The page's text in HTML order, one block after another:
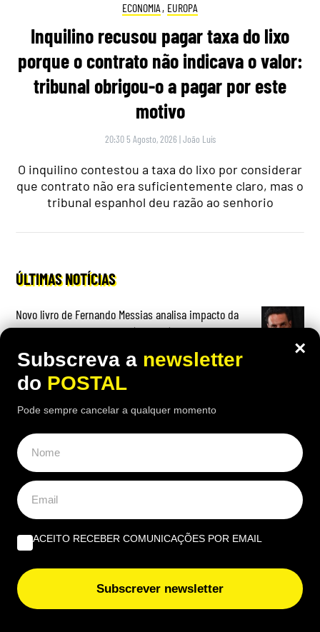
ECONOMIA , EUROPA
Inquilino recusou pagar taxa do lixo
porque o contrato não indicava o valor:
tribunal obrigou-o a pagar por este
motivo
20:30 5 Agosto, 2026 |João Luís
O inquilino contestou a taxa do lixo por considerar
que contrato não era suficientemente claro, mas o
tribunal espanhol deu razão ao senhorio
ÚLTIMAS NOTÍCIAS
Novo livro de Fernando Messias analisa impacto da
inteligência artificial na prática jurídica
Praia de Faro recebe dois dias dedicados ao surf, às
motos e à música
Vem aí “chuva de lama”: Poeiras do Saara ‘invadem’
Portugal a partir desta data e estas serão as regiões
afetadas
Mulher obrigada a devolver 18.123€ à Segurança Social
por receber pensão social de velhice e de viuvez em
se e gastou mais de 21 mil euros numa viagem de
sonho à Antártida
×
Subscreva a newsletter
do POSTAL
Pode sempre cancelar a qualquer momento
ACEITO RECEBER COMUNICAÇÕES POR EMAIL
Subscrever newsletter